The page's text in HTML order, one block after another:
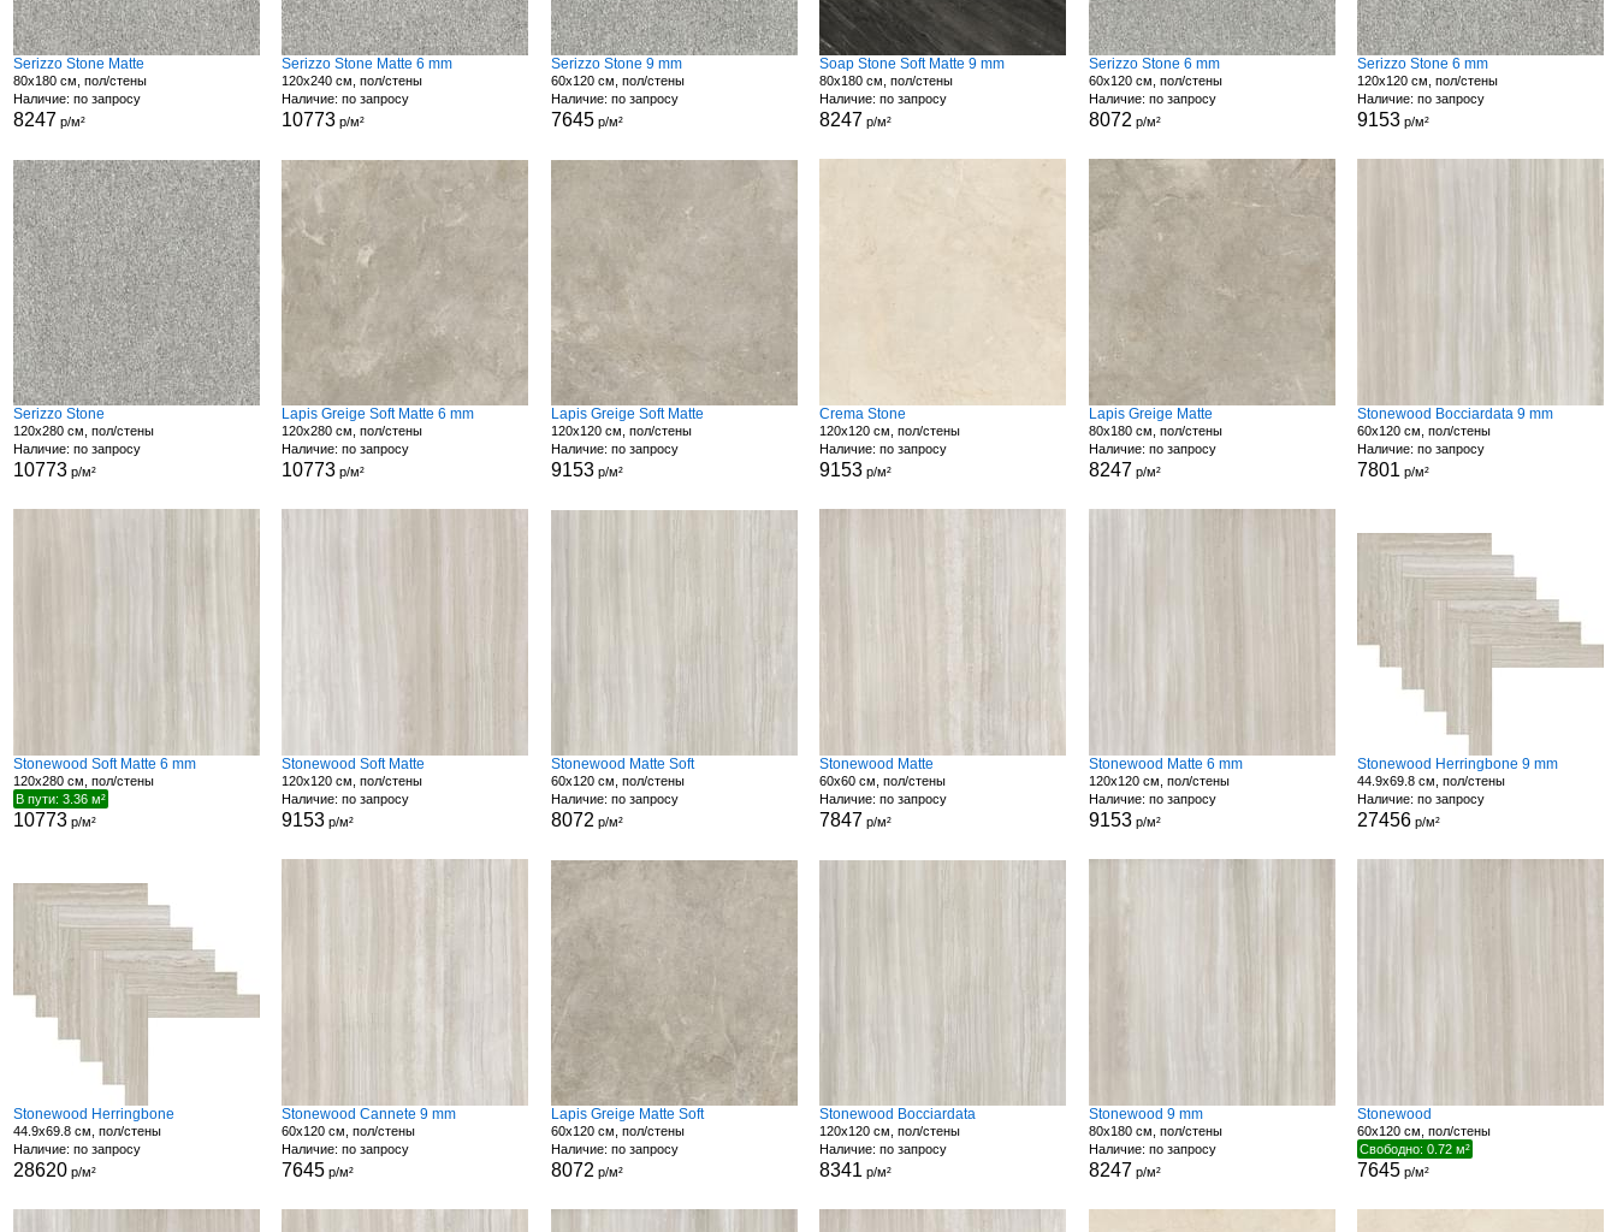
Serizzo Stone Matte
80x180 см, пол/стены
Наличие: по запросу
8247 р/м²
Serizzo Stone Matte 6 mm
120x240 см, пол/стены
Наличие: по запросу
10773 р/м²
Serizzo Stone 9 mm
60x120 см, пол/стены
Наличие: по запросу
7645р/м²
Soap Stone Soft Matte 9 mm
80x180 см, пол/стены
Наличие: по запросу
8247 р/м²
Serizzo Stone 6 mm
60x120 см, пол/стены
Наличие: по запросу
8072 р/м²
Serizzo Stone 6 mm
120x120 см, пол/стены
Наличие: по запросу
9153 р/м²
Serizzo Stone
120x280 см, пол/стены
Наличие: по запросу
10773р/м²
Lapis Greige Soft Matte 6 mm
120x280 см, пол/стены
Наличие: по запросу
10773 р/м²
Lapis Greige Soft Matte
120x120 см, пол/стены
Наличие: по запросу
9153р/м²
Crema Stone
120x120 см, пол/стены
Наличие: по запросу
9153 р/м²
Lapis Greige Matte
80x180 см, пол/стены
Наличие: по запросу
8247 р/м²
Stonewood Bocciardata 9 mm
60x120 см, пол/стены
Наличие: по запросу
7801 р/м²
Stonewood Soft Matte 6 mm
120x280 см, пол/стены
В пути: 3.36 м²
10773р/м²
Stonewood Soft Matte
120x120 см, пол/стены
Наличие: по запросу
9153 р/м²
Stonewood Matte Soft
60x120 см, пол/стены
Наличие: по запросу
8072 р/м²
Stonewood Matte
60x60 см, пол/стены
Наличие: по запросу
7847 р/м²
Stonewood Matte 6 mm
120x120 см, пол/стены
Наличие: по запросу
9153р/м²
Stonewood Herringbone 9 mm
44.9x69.8 см, пол/стены
Наличие: по запросу
27456 р/м²
Stonewood Herringbone
44.9x69.8 см, пол/стены
Наличие: по запросу
28620р/м²
Stonewood Cannete 9 mm
60x120 см, пол/стены
Наличие: по запросу
7645 р/м²
Lapis Greige Matte Soft
60x120 см, пол/стены
Наличие: по запросу
8072 р/м²
Stonewood Bocciardata
120x120 см, пол/стены
Наличие: по запросу
8341 р/м²
Stonewood 9 mm
80x180 см, пол/стены
Наличие: по запросу
8247 р/м²
Stonewood
60x120 см, пол/стены
Свободно: 0.72 м²
7645 р/м²